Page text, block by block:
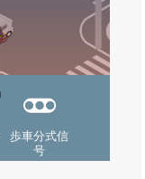
歩車分式信
号